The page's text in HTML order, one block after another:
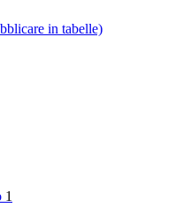
in tabelle)
1